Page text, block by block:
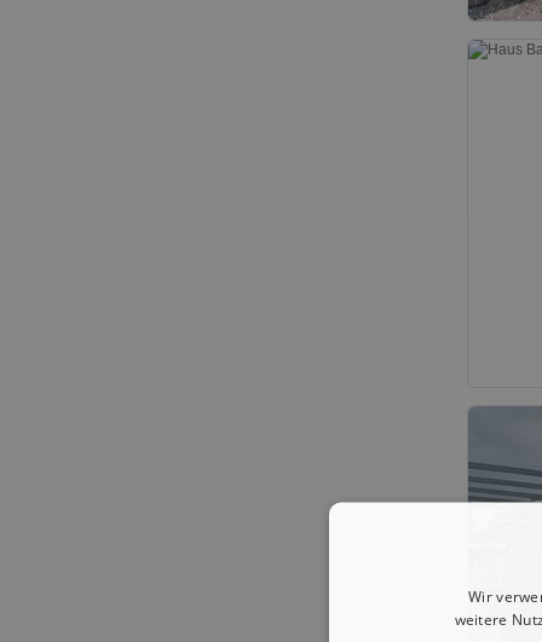
Wir
weitere